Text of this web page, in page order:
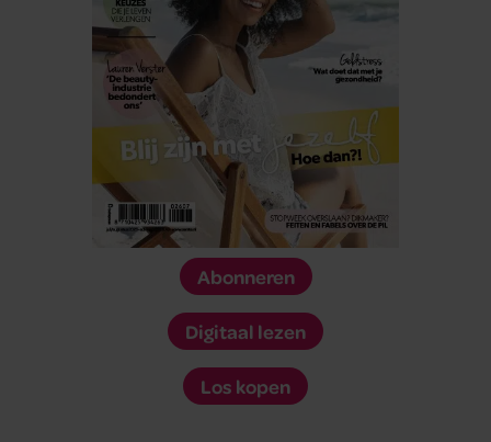
Abonneren
Digitaal lezen
Los kopen